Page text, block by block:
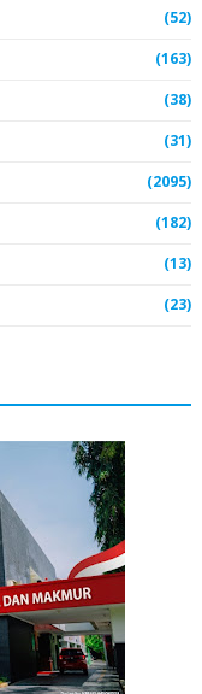
(52)
(163)
(38)
(31)
(2095)
(182)
(13)
(23)